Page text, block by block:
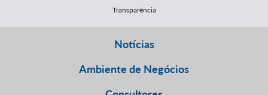
Transparência
Notícias
Ambiente de Negócios